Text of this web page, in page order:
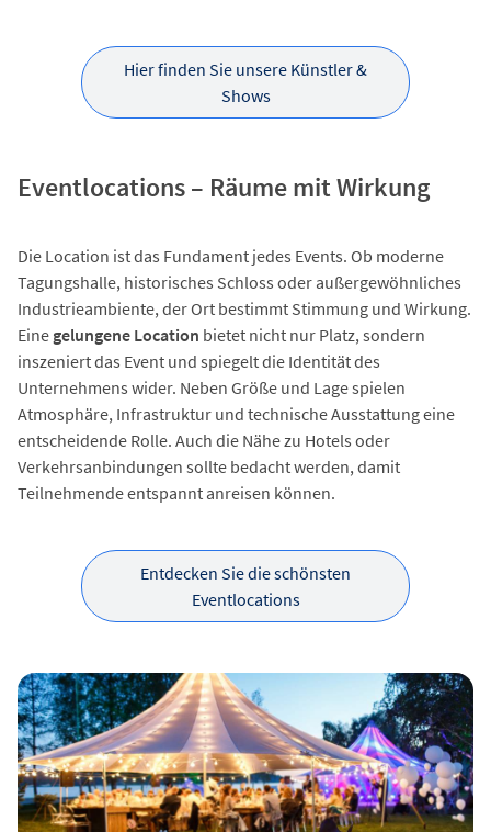
Hier finden Sie unsere Künstler &
Shows
Eventlocations – Räume mit Wirkung
Die Location ist das Fundament jedes Events. Ob moderne
Tagungshalle, historisches Schloss oder außergewöhnliches
Industrieambiente, der Ort bestimmt Stimmung und Wirkung.
Eine gelungene Location bietet nicht nur Platz, sondern
inszeniert das Event und spiegelt die Identität des
Unternehmens wider. Neben Größe und Lage spielen
Atmosphäre, Infrastruktur und technische Ausstattung eine
entscheidende Rolle. Auch die Nähe zu Hotels oder
Verkehrsanbindungen sollte bedacht werden, damit
Teilnehmende entspannt anreisen können.
Entdecken Sie die schönsten
Eventlocations